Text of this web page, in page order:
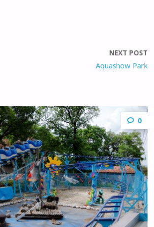
NEXT POST
Aquashow Park
0